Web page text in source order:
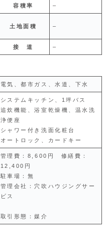
容積率 –
土地面積 –
接 道 –
電気、都市ガス、水道、下水
システムキッチン、1坪バス
追炊機能、浴室乾燥機、温水洗
浄便座
シャワー付き洗面化粧台
オートロック、カードキー
管理費：8,600円 修繕費：
12,400円
駐車場：無
管理会社：穴吹ハウジングサー
ビス
取引形態：媒介